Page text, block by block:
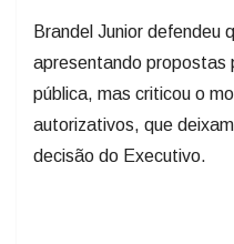
Brandel Junior defendeu
apresentando propostas
pública, mas criticou o
autorizativos, que
decisão do Executivo.